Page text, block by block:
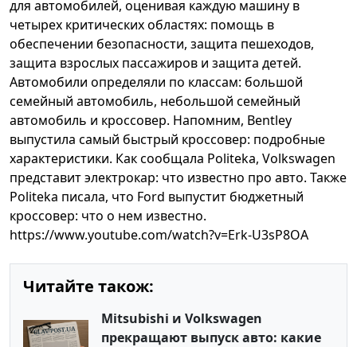
для автомобилей, оценивая каждую машину в
четырех критических областях: помощь в
обеспечении безопасности, защита пешеходов,
защита взрослых пассажиров и защита детей.
Автомобили определяли по классам: большой
семейный автомобиль, небольшой семейный
автомобиль и кроссовер. Напомним, Bentley
выпустила самый быстрый кроссовер: подробные
характеристики. Как сообщала Politeka, Volkswagen
представит электрокар: что известно про авто. Также
Politeka писала, что Ford выпустит бюджетный
кроссовер: что о нем известно.
https://www.youtube.com/watch?v=Erk-U3sP8OA
Читайте також:
Mitsubishi и Volkswagen
прекращают выпуск авто: какие